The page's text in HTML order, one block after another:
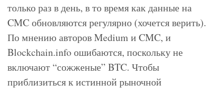
только раз в день, в то время как данные на
CMC обновляются регулярно (хочется верить).
По мнению авторов Medium и CMC, и
Blockchain.info ошибаются, поскольку не
включают “сожженые” BTC. Чтобы
приблизиться к истинной рыночной